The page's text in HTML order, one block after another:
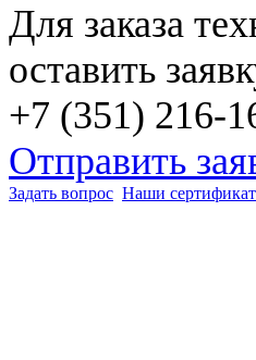
Для заказа
оставить
+7 (351) 216-
Отправить
Задать вопрос Наши